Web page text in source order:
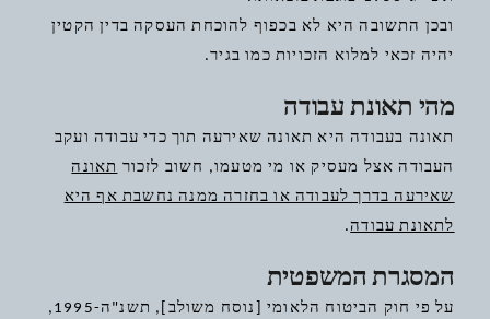
ובכן התשובה היא לא בכפוף להוכחת העסקה בדין הקטין
יהיה זכאי למלוא הזכויות כמו בגיר.
מהי תאונת עבודה
תאונה בעבודה היא תאונה שאירעה תוך כדי עבודה ועקב
העבודה אצל מעסיק או מי מטעמו, חשוב לזכור תאונה
שאירעה בדרך לעבודה או בחזרה ממנה נחשבת אף היא
לתאונת עבודה.
המסגרת המשפטית
על פי חוק הביטוח הלאומי [נוסח משולב], תשנ"ה-1995,